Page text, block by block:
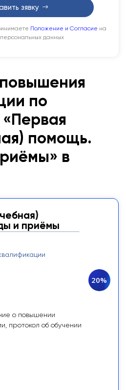
зявку
Положение и Согласие на
персональных данных
по
помощь.
в
и приёмы
о повышении
протокол об обучении
20%